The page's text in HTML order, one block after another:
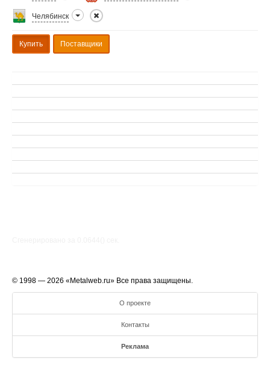
Челябинск
Купить Поставщики
© 1998 — 2026 «Metalweb.ru» Все права защищены.
О проекте
Контакты
Реклама